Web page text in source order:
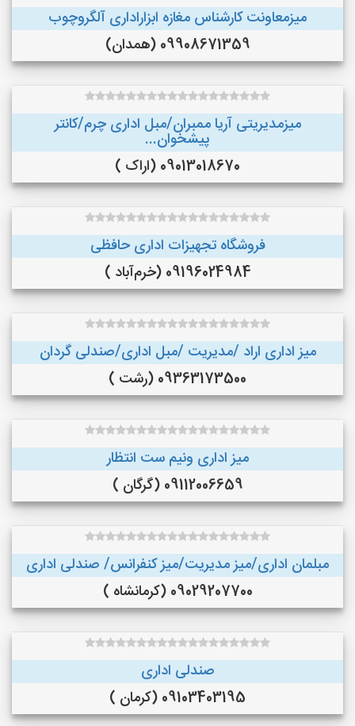
میزمعاونت کارشناس مغازه ابزاراداری آلگروچوب
09908671359 (همدان)
میزمدیریتی آریا ممبران/مبل اداری چرم/کانتر
پیشخوان...
09013018670 (اراک )
فروشگاه تجهیزات اداری حافظی
09196024984 (خرم‌آباد )
میز اداری اراد /مدیریت /مبل اداری/صندلی گردان
09363173500 (رشت )
میز اداری ونیم ست انتظار
09112006659 (گرگان )
مبلمان اداری/میز مدیریت/میز کنفرانس/ صندلی اداری
09029207700 (کرمانشاه )
صندلی اداری
09103403195 (کرمان )